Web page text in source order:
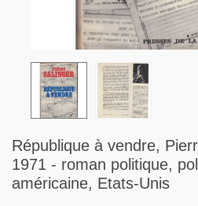
République à vendre,
1971 - roman politique,
américaine, Etats-Unis